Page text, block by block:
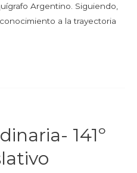
Argentino. Siguiendo,
a la trayectoria
141º